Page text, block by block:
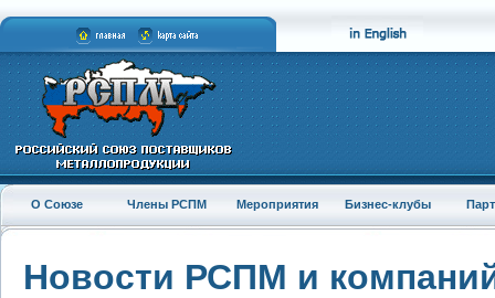
О Союзе Члены РСПМ Мероприятия Бизнес-клубы
Новости РСПМ и